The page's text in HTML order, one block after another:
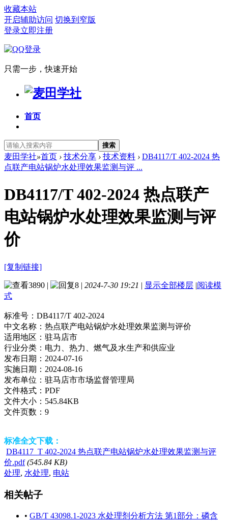
收藏本站
开启辅助访问 切换到窄版
登录立即注册
只需一步，快速开始
首页
搜索
麦田学社»首页 › 技术分享 › 技术资料 › DB4117/T 402-2024 热
点联产电站锅炉水处理效果监测与评 ...
DB4117/T 402-2024 热点联产
电站锅炉水处理效果监测与评
价
[复制链接]
3890 | 8 | 2024-7-30 19:21 | 显示全部楼层 |阅读模
式
标准号： DB4117/T 402-2024
中文名称： 热点联产电站锅炉水处理效果监测与评价
适用地区： 驻马店市
行业分类： 电力、热力、燃气及水生产和供应业
发布日期： 2024-07-16
实施日期： 2024-08-16
发布单位： 驻马店市市场监督管理局
文件格式： PDF
文件大小： 545.84KB
文件页数： 9
标准全文下载：
DB4117_T 402-2024 热点联产电站锅炉水处理效果监测与评
价.pdf (545.84 KB)
处理, 水处理, 电站
相关帖子
• GB/T 43098.1-2023 水处理剂分析方法 第1部分：磷含